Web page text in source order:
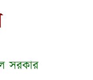
সরকার